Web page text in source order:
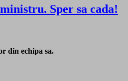
Sper sa cada!
din echipa sa.